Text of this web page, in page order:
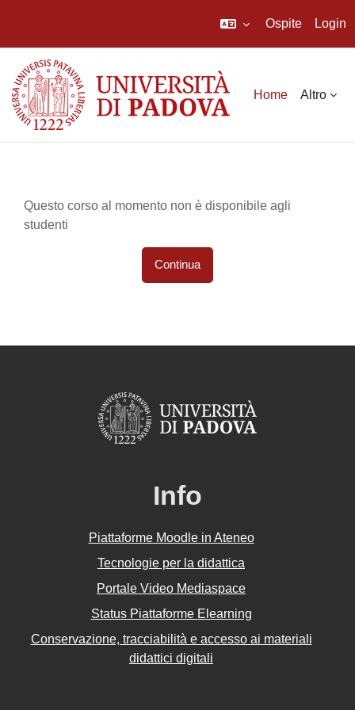
Ospite Login
Home Altro
Questo corso al momento non è disponibile agli
studenti
Continua
Info
Piattaforme Moodle in Ateneo
Tecnologie per la didattica
Portale Video Mediaspace
Status Piattaforme Elearning
Conservazione, tracciabilità e accesso ai materiali
didattici digitali